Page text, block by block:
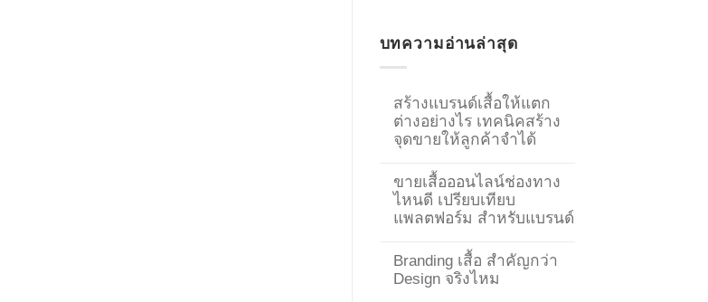
บทความอ่านล่าสุด
สร้างแบรนด์เสื้อให้แตก
ต่างอย่างไร เทคนิคสร้าง
จุดขายให้ลูกค้าจำได้
ขายเสื้อออนไลน์ช่องทาง
ไหนดี เปรียบเทียบ
แพลตฟอร์ม สำหรับแบรนด์
Branding เสื้อ สำคัญกว่า
Design จริงไหม